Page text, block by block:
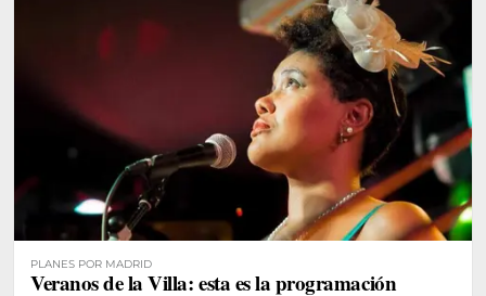
PLANES POR MADRID
Veranos de la Villa: esta es la programación